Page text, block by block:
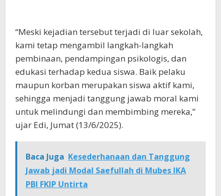
“Meski kejadian tersebut terjadi di luar sekolah,
kami tetap mengambil langkah-langkah
pembinaan, pendampingan psikologis, dan
edukasi terhadap kedua siswa. Baik pelaku
maupun korban merupakan siswa aktif kami,
sehingga menjadi tanggung jawab moral kami
untuk melindungi dan membimbing mereka,”
ujar Edi, Jumat (13/6/2025).
Baca Juga Kesederhanaan dan Tanggung
Jawab jadi Modal Saefullah di Mubes IKA
PBI FKIP Untirta